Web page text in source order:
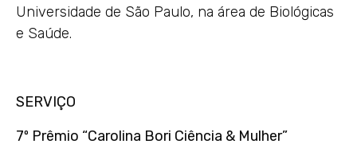
Universidade de São Paulo, na área de Biológicas
e Saúde.
SERVIÇO
7º Prêmio “Carolina Bori Ciência & Mulher”